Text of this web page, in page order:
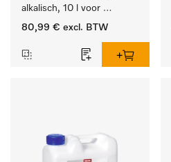
alkalisch, 10 l voor
materiaalbesparende,
laboratoriumglasw. en -
80,99 € excl. BTW